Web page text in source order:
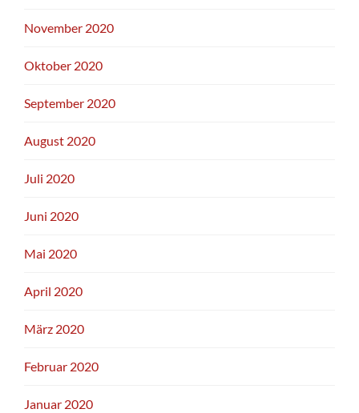
November 2020
Oktober 2020
September 2020
August 2020
Juli 2020
Juni 2020
Mai 2020
April 2020
März 2020
Februar 2020
Januar 2020